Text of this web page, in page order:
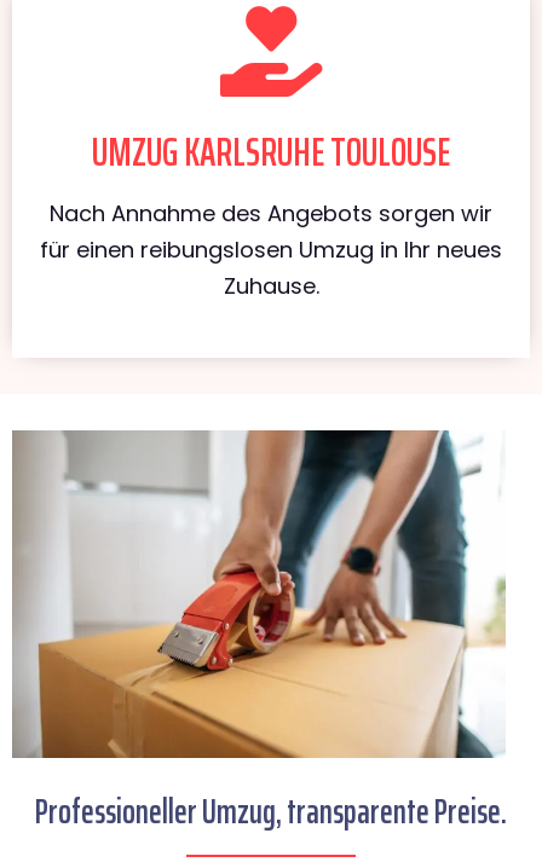
UMZUG KARLSRUHE TOULOUSE
Nach Annahme des Angebots sorgen wir
für einen reibungslosen Umzug in Ihr neues
Zuhause.
Professioneller Umzug, transparente Preise.